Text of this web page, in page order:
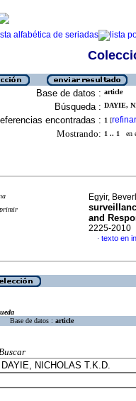
Base de datos : article
Búsqueda : DAYIE,
encontradas : 1 [refinar
Mostrando: 1 .. 1 en
Egyir,
and
2225-2010
· texto en
Base de datos : article